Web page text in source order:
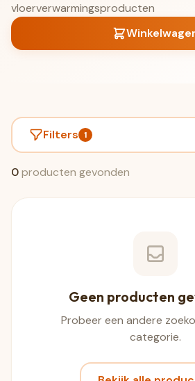
vloerverwarmingsproducten
Filters 1
0producten gevonden
Geen producten
Probeer een andere
categorie.